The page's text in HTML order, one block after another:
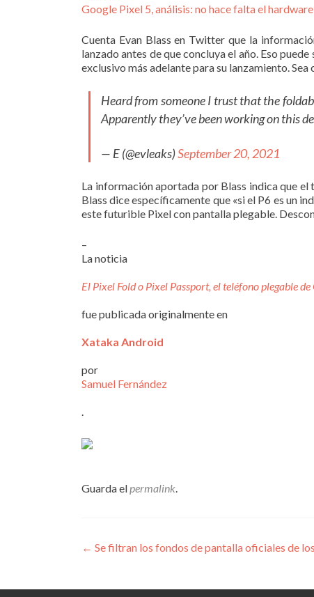
Google Pixel 5, análisis: no hace falta el
Cuenta Evan Blass en Twitter que la
lanzado antes de que concluya el año. Eso
exclusivo más adelante para su lanzamiento.
Heard from someone I trust that the
Apparently they’ve been working on this
— E (@evleaks)September 20, 2021
La información aportada por Blass indica que
Blass dice específicamente que «si el P6 es un
este futurible Pixel con pantalla plegable.
–
La noticia
El Pixel Fold o Pixel Passport, el teléfono plegable
fue publicada originalmente en
Xataka Android
por
Samuel Fernández
Guarda el permalink
Navegación
← Se filtran los fondos de pantalla oficiales de